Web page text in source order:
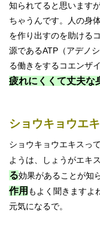
知られてると思います
ちゃうんです。人の身
を作り出すのを助ける
源であるATP（アデノ
る働きをするコエンザ
疲れにくくて丈夫な
ショウキョウエ
ショウキョウエキスっ
ようは、しょうがエキ
る効果があることが知
作用 もよく聞きますよ
元気になるで。